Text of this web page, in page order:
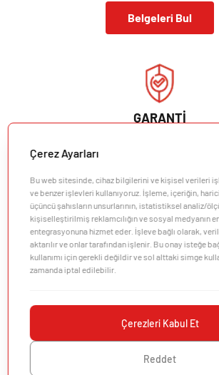
Belgeleri Bul
GARANTİ
Garantiyi Görüntüle
Müşteri Desteği
Keşfedin
Çerez Ayarları
Bu web sitesinde, cihaz bilgilerini ve kişisel verileri
ve benzer işlevleri kullanıyoruz. İşleme, içeriğin,
üçüncü şahısların unsurlarının, istatistiksel analiz/
kişiselleştirilmiş reklamcılığın ve sosyal medyanın
entegrasyonuna hizmet eder. İşleve bağlı olarak,
aktarılır ve onlar tarafından işlenir. Bu onay isteğe
kullanımı için gerekli değildir ve sol alttaki simge
zamanda iptal edilebilir.
Çerezleri Kabul Et
Reddet